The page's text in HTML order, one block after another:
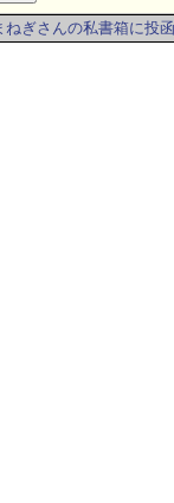
ねぎさんの私書箱に投